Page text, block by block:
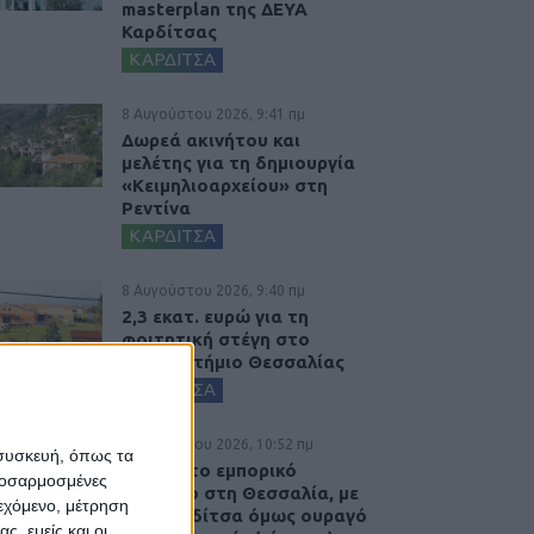
όπως τα
μέτρηση
masterplan της ΔΕΥΑ
Καρδίτσας
ΚΑΡΔΙΤΣΑ
8 Αυγούστου 2026, 9:41 πμ
Δωρεά ακινήτου και
μελέτης για τη δημιουργία
«Κειμηλιοαρχείου» στη
Ρεντίνα
ΚΑΡΔΙΤΣΑ
8 Αυγούστου 2026, 9:40 πμ
2,3 εκατ. ευρώ για τη
φοιτητική στέγη στο
Πανεπιστήμιο Θεσσαλίας
ΚΑΡΔΙΤΣΑ
7 Αυγούστου 2026, 10:52 πμ
Θετικό το εμπορικό
ισοζύγιο στη Θεσσαλία, με
την Καρδίτσα όμως ουραγό